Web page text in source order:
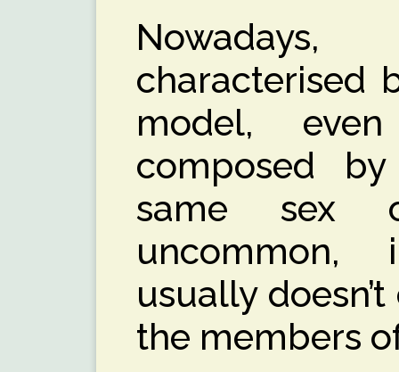
characterised
model,
composed
same sex
usually
the members